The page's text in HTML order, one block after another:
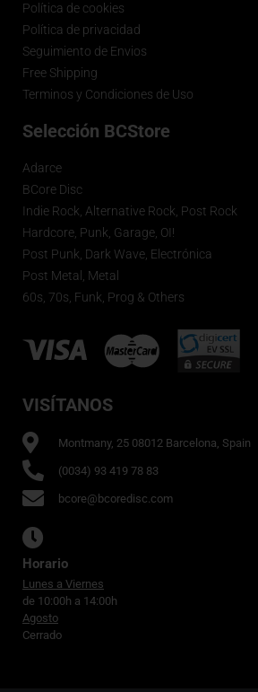
Política de cookies
Política de privacidad
Seguimiento de Envios
Free Shipping
Terminos y Condiciones de Uso
Selección BCStore
Adarce
BCore Disc
Indie Rock, Alternative Rock, Post Rock
Hardcore, Punk, Garage, OI!
Post Punk, Dark Wave, Electrónica
Post Metal, Metal
60s, 70s, Funk, Prog & Others
VISÍTANOS
Montmany, 25 08012 Barcelona, Spain
(0034) 93 419 78 83
bcore@bcoredisc.com
Horario
Lunes a Viernes
de 10:00h a 14:00h
Agosto
Cerrado